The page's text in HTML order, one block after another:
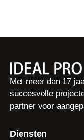
Met meer dan 17
succesvolle
partner voor
Diensten